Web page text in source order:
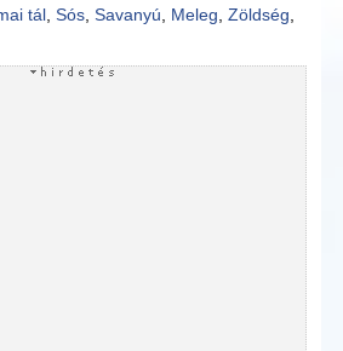
tál ,Sós ,Savanyú Meleg ,Zöldség